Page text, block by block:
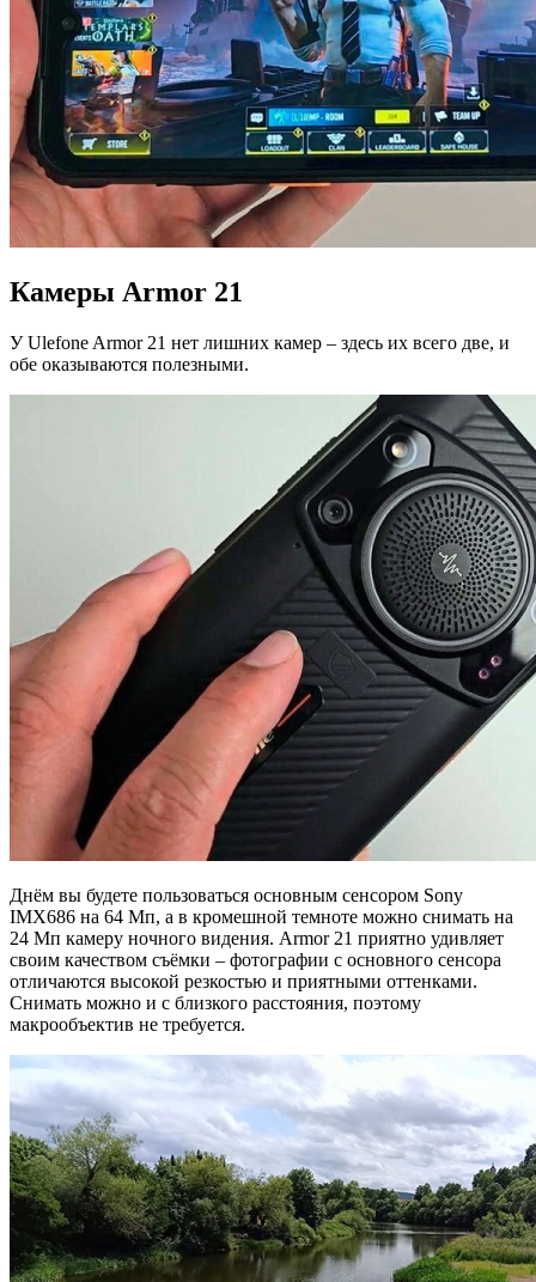
Камеры Armor 21
У Ulefone Armor 21 нет лишних камер – здесь их всего две, и
обе оказываются полезными.
Днём вы будете пользоваться основным сенсором Sony
IMX686 на 64 Мп, а в кромешной темноте можно снимать на
24 Мп камеру ночного видения. Armor 21 приятно удивляет
своим качеством съёмки – фотографии с основного сенсора
отличаются высокой резкостью и приятными оттенками.
Снимать можно и с близкого расстояния, поэтому
макрообъектив не требуется.